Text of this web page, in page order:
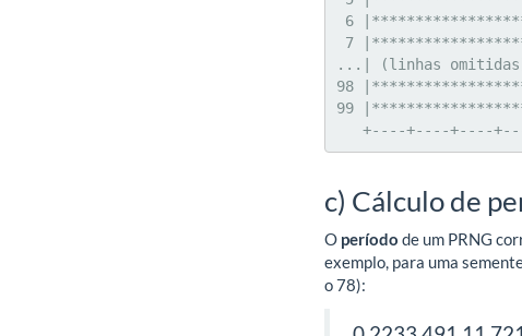
...| (linhas
98
99
+----+----+----
c) Cálculo de
O período de um PRNG
exemplo, para uma
o 78):